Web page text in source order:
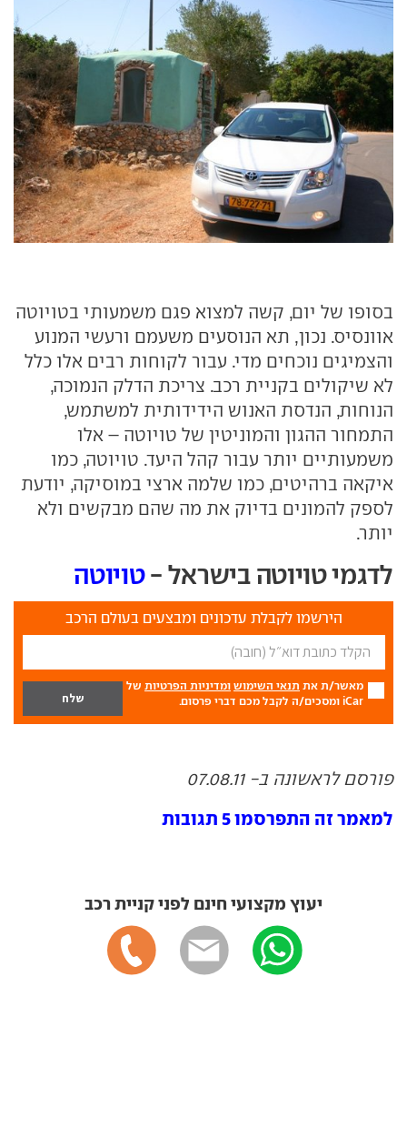
בסופו של יום, קשה למצוא פגם משמעותי בטויוטה
אוונסיס. נכון, תא הנוסעים משעמם ורעשי המנוע
והצמיגים נוכחים מדי. עבור לקוחות רבים אלו כלל
לא שיקולים בקניית רכב. צריכת הדלק הנמוכה,
הנוחות, הנדסת האנוש הידידותית למשתמש,
התמחור ההגון והמוניטין של טויוטה – אלו
משמעותיים יותר עבור קהל היעד. טויוטה, כמו
איקאה ברהיטים, כמו שלמה ארצי במוסיקה, יודעת
לספק להמונים בדיוק את מה שהם מבקשים ולא
יותר.
לדגמי טויוטה בישראל -טויוטה
הירשמו לקבלת עדכונים ומבצעים בעולם הרכב
מאשר/ת את תנאי השימוש ומדיניות הפרטיות של
iCar ומסכים/ה לקבל מכם דברי פרסום.
פורסם לראשונה ב- 07.08.11
למאמר זה התפרסמו 5 תגובות
יעוץ מקצועי חינם לפני קניית רכב